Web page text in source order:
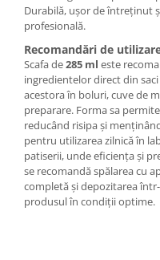
Durabilă, ușor de întreținut
profesională.
Recomandări de
Scafa de285 ml este
ingredientelor direct din
acestora în boluri, cuve de
preparare. Forma sa
reducând risipa și
pentru utilizarea zilnică în
patiserii, unde eficiența și
se recomandă spălarea cu
completă și depozitarea
produsul în condiții optime.